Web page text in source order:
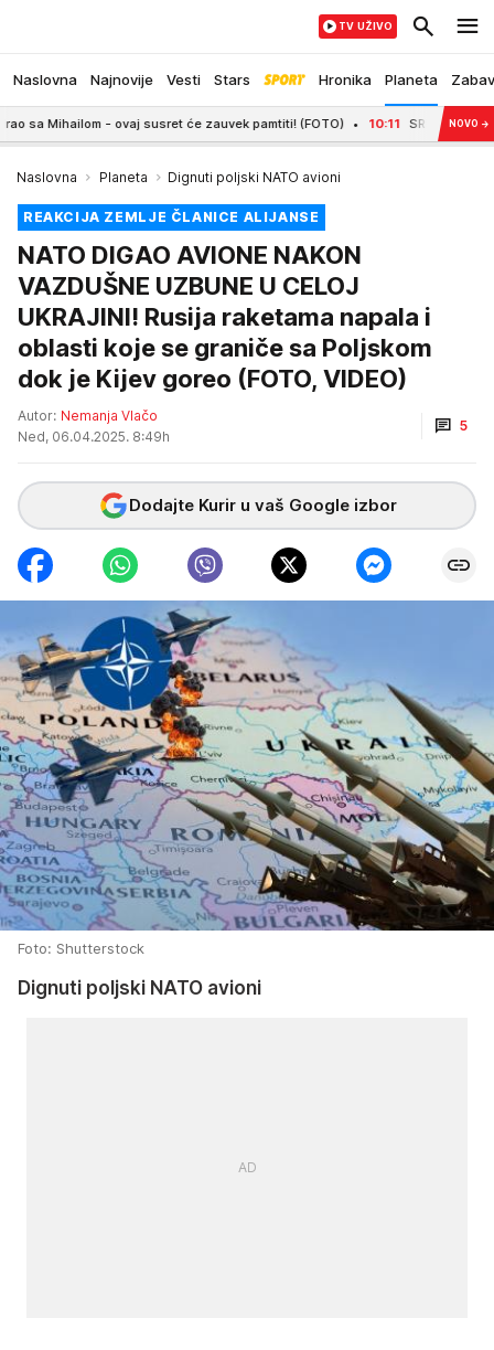
Naslovna Najnovije Vesti Stars Hronika Planeta
TV UŽIVO
- ovaj susret će zauvek pamtiti! (FOTO) 10:11 SRBIJA SLOMILANOVO →
Naslovna Planeta Dignuti poljski NATO avioni
REAKCIJA ZEMLJE ČLANICE ALIJANSE
NATO DIGAO AVIONE NAKON
VAZDUŠNE UZBUNE U CELOJ
UKRAJINI! Rusija raketama napala i
oblasti koje se graniče sa Poljskom
dok je Kijev goreo (FOTO, VIDEO)
Autor: Nemanja Vlačo
Ned, 06.04.2025. 8:49h
5
Dodajte Kurir u vaš Google izbor
Foto: Shutterstock
Dignuti poljski NATO avioni